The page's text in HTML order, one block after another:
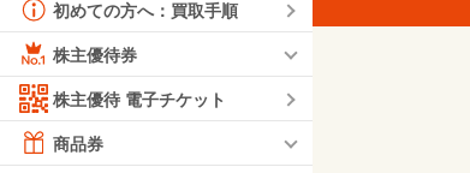
初めての方へ：買取手順
株主優待券
株主優待 電子チケット
商品券